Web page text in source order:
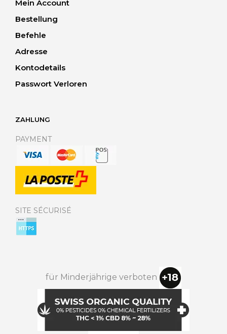
Mein Account
Bestellung
Befehle
Adresse
Kontodetails
Passwort Verloren
ZAHLUNG
PAYMENT
SITE SÉCURISÉ
für Minderjährige verboten